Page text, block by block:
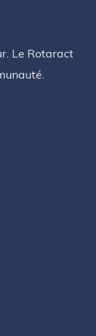
Le Rotaract